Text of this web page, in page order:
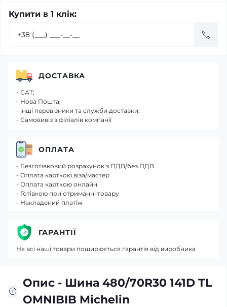
Купити в 1 клік:
Опис - Шина 480/70R30 141D TL
OMNIBIB Michelin
ДОСТАВКА
- САТ;
- Нова Пошта;
- інші перевізники та служби доставки;
- Самовивіз з філіалів компанії
ОПЛАТА
- Безготівковий розрахунок з ПДВ/без ПДВ
- Оплата карткою віза/мастер
- Оплата карткою онлайн
- Готівкою при отриманні товару
- Накладений платіж
ГАРАНТІЇ
На всі наші товари поширюється гарантія від виробника